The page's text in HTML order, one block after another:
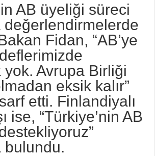
AB üyeliği süreci
değerlendirmelerde
Fidan, “AB’ye
Avrupa Birliği
eksik kalır”
etti. Finlandiyalı
ise, “Türkiye’nin AB
bulundu.